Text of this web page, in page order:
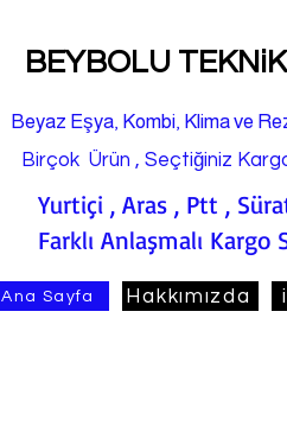
BEYBOLU
Beyaz Eşya, Kombi, Klima ve
Birçok Ürün , Seçtiğiniz Kargo
Yurtiçi , Aras , Ptt ,
Farklı Anlaşmalı Kargo
Ana Sayfa Hakkımızda